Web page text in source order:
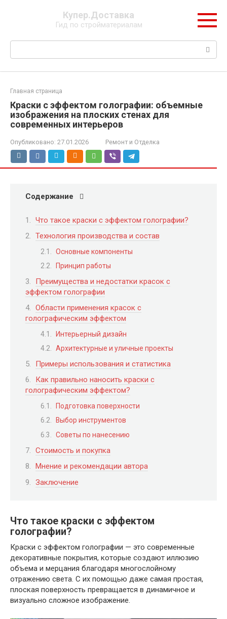
Купер.Доставка
Гид по стройматериалам
Поиск:
Главная страница
Краски с эффектом голографии: объемные
изображения на плоских стенах для
современных интерьеров
Опубликовано: 27.01.2026 Ремонт и Отделка
Содержание
Что такое краски с эффектом голографии?
Технология производства и состав
Основные компоненты
Принцип работы
Преимущества и недостатки красок с
эффектом голографии
Области применения красок с
голографическим эффектом
Интерьерный дизайн
Архитектурные и уличные проекты
Примеры использования и статистика
Как правильно наносить краски с
голографическим эффектом?
Подготовка поверхности
Выбор инструментов
Советы по нанесению
Стоимость и покупка
Мнение и рекомендации автора
Заключение
Что такое краски с эффектом
голографии?
Краски с эффектом голографии — это современные
декоративные покрытия, которые создают иллюзию
объема и мерцания благодаря многослойному
отражению света. С их помощью даже самая простая,
плоская поверхность превращается в динамичное и
визуально сложное изображение.